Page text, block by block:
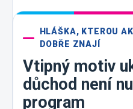
HLÁŠKA, KTEROU
DOBŘE ZNAJÍ
Vtipný motiv
důchod není
program